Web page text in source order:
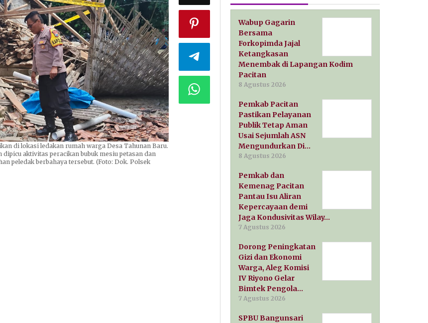
di lokasi ledakan rumah warga Desa Tahunan Baru.
aktivitas peracikan bubuk mesiu petasan dan
peledak berbahaya tersebut. (Foto: Dok. Polsek
Wabup Gagarin
Bersama
Forkopimda Jajal
Ketangkasan
Menembak di Lapangan Kodim
Pacitan
8 Agustus 2026
Pemkab Pacitan
Pastikan Pelayanan
Publik Tetap Aman
Usai Sejumlah ASN
Mengundurkan Di…
8 Agustus 2026
Pemkab dan
Kemenag Pacitan
Pantau Isu Aliran
Kepercayaan demi
Jaga Kondusivitas Wilay…
7 Agustus 2026
Dorong Peningkatan
Gizi dan Ekonomi
Warga, Aleg Komisi
IV Riyono Gelar
Bimtek Pengola…
7 Agustus 2026
SPBU Bangunsari